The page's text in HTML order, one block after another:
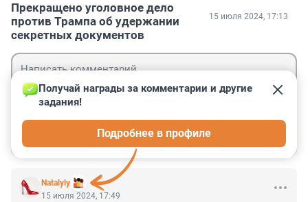
Прекращено уголовное дело
против Трампа об удержании
секретных документов
15 июля 2024, 17:13
Natalyly
Получай награды за комментарии и другие
задания!
Подробнее в профиле
15 июля 2024, 17:49